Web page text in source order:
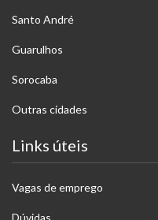
Santo André
Guarulhos
Sorocaba
Outras cidades
Links úteis
Vagas de emprego
Dúvidas